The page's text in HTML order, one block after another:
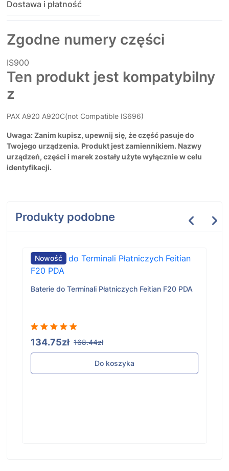
Dostawa i płatność
Zgodne numery części
IS900
Ten produkt jest kompatybilny
z
PAX A920 A920C(not Compatible IS696)
Uwaga: Zanim kupisz, upewnij się, że część pasuje do
Twojego urządzenia. Produkt jest zamiennikiem. Nazwy
urządzeń, części i marek zostały użyte wyłącznie w celu
identyfikacji.
Produkty podobne
Nowość
Baterie do Terminali Płatniczych Feitian F20 PDA
134.75zł 168.44zł
Do koszyka